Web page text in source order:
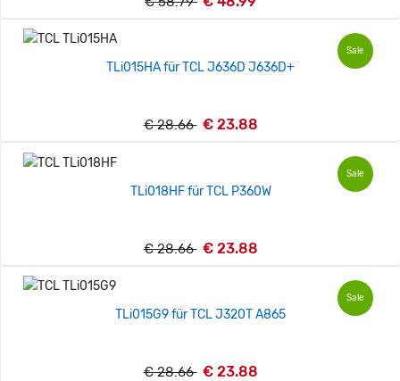
Sale
TLi015HA für TCL J636D J636D+
€ 28.66 € 23.88
Sale
TLi018HF für TCL P360W
€ 28.66 € 23.88
Sale
TLi015G9 für TCL J320T A865
€ 28.66 € 23.88